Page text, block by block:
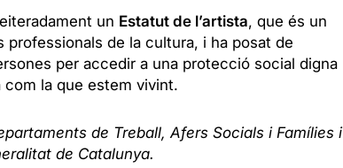
un Estatut de l’artista, que és un
de la cultura, i ha posat de
per accedir a una protecció social digna
la que estem vivint.
de Treball, Afers Socials i Famílies i
de Catalunya.